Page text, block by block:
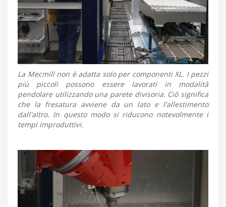
La Mecmill non è adatta solo per componenti XL. I pezzi
più piccoli possono essere lavorati in modalità
pendolare utilizzando una parete divisoria. Ciò significa
che la fresatura avviene da un lato e l'allestimento
dall'altro. In questo modo si riducono notevolmente i
tempi improduttivi.